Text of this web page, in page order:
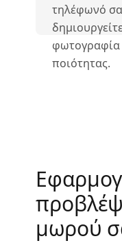
τηλέφωνό
ποιότητας.
μωρού